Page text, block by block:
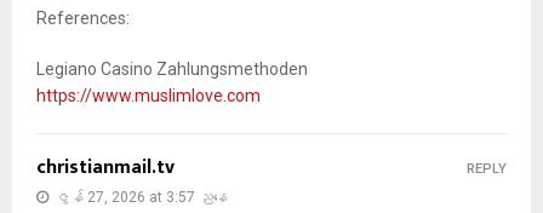
References:
Legiano Casino Zahlungsmethoden
https://www.muslimlove.com
christianmail.tv
ဇွန် 27, 2026 at 3:57 ညနေ
REPLY